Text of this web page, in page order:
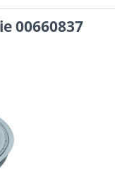
00660837